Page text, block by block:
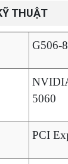
THUẬT
G506-
5060
PCI